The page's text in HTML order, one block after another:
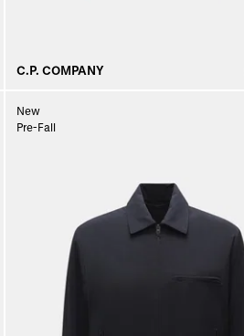
C.P. COMPANY
New
Pre-Fall